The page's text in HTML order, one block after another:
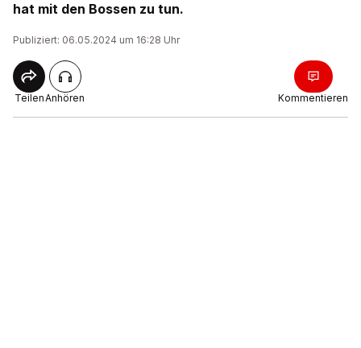
hat mit den Bossen zu tun.
Publiziert: 06.05.2024 um 16:28 Uhr
TeilenAnhören Kommentieren